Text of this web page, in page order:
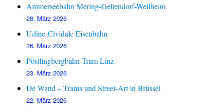
Ammerseebahn Mering-Geltendorf-Weilheim
28. März 2026
Udine-Cividale Eisenbahn
26. März 2026
Pöstlingbergbahn Tram Linz
23. März 2026
De Wand – Trams und Street-Art in Brüssel
22. März 2026